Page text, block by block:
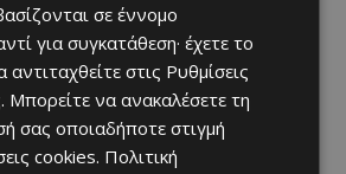
σε έννομο
για συγκατάθεση· έχετε το
αντιταχθείτε στις Ρυθμίσεις
. Μπορείτε να ανακαλέσετε τη
σας οποιαδήποτε στιγμή
cookies. Πολιτική